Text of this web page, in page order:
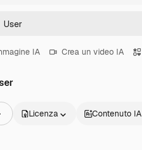
IA Crea un video IA
Licenza Contenuto IA